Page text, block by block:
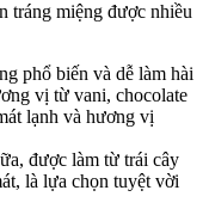
tráng miệng được nhiều
phổ biến và dễ làm hài
vị từ vani, chocolate
lạnh và hương vị
được làm từ trái cây
là lựa chọn tuyệt vời